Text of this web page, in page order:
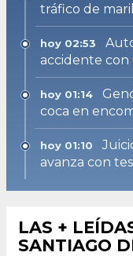
tráfico de
hoy 02:53
accidente con
hoy 01:14
coca en
hoy 01:10
avanza con
LAS +
SANTIAGO